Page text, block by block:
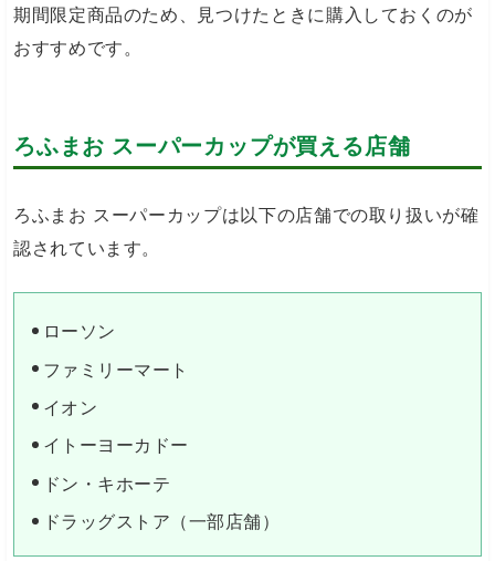
期間限定商品のため、見つけたときに購入しておくのが
おすすめです。
ろふまお スーパーカップが買える店舗
ろふまお スーパーカップは以下の店舗での取り扱いが確
認されています。
ローソン
ファミリーマート
イオン
イトーヨーカドー
ドン・キホーテ
ドラッグストア（一部店舗）